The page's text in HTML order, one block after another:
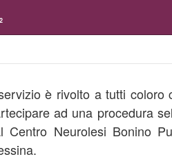
è rivolto a tutti coloro che
ad una procedura
Centro Neurolesi Bonino